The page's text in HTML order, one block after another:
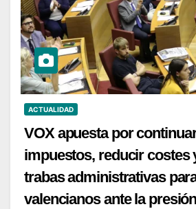
ACTUALIDAD
VOX apuesta por
impuestos, reducir costes
trabas administrativas
valencianos ante la